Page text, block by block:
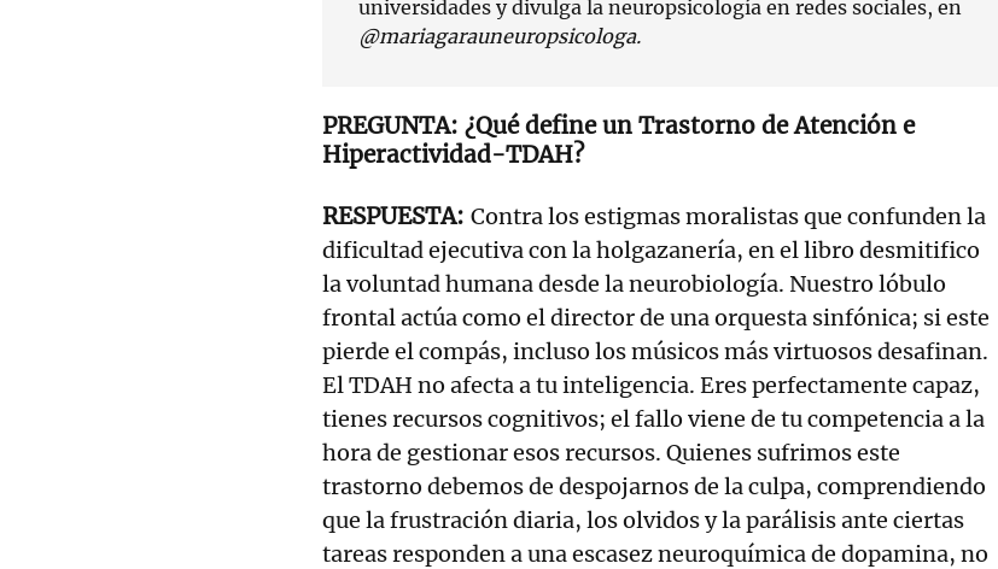
universidades y divulga la neuropsicología en redes sociales, en
@mariagarauneuropsicologa.
¿Qué define un Trastorno de Atención e
Hiperactividad-TDAH?
Contra los estigmas moralistas que confunden la
dificultad ejecutiva con la holgazanería, en el libro desmitifico
la voluntad humana desde la neurobiología. Nuestro lóbulo
frontal actúa como el director de una orquesta sinfónica; si este
pierde el compás, incluso los músicos más virtuosos desafinan.
El TDAH no afecta a tu inteligencia. Eres perfectamente capaz,
tienes recursos cognitivos; el fallo viene de tu competencia a la
hora de gestionar esos recursos. Quienes sufrimos este
trastorno debemos de despojarnos de la culpa, comprendiendo
que la frustración diaria, los olvidos y la parálisis ante ciertas
tareas responden a una escasez neuroquímica de dopamina, no